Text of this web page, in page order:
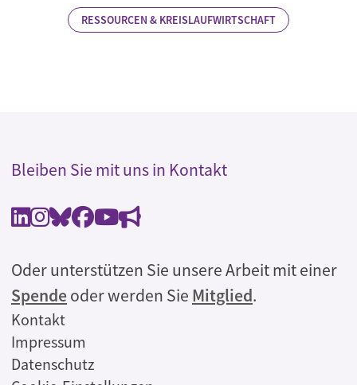
RESSOURCEN & KREISLAUFWIRTSCHAFT
Bleiben Sie mit uns in Kontakt
Oder unterstützen Sie unsere Arbeit mit einer
Spendeoder werden Sie Mitglied.
Rechtliches
Kontakt
Impressum
Datenschutz